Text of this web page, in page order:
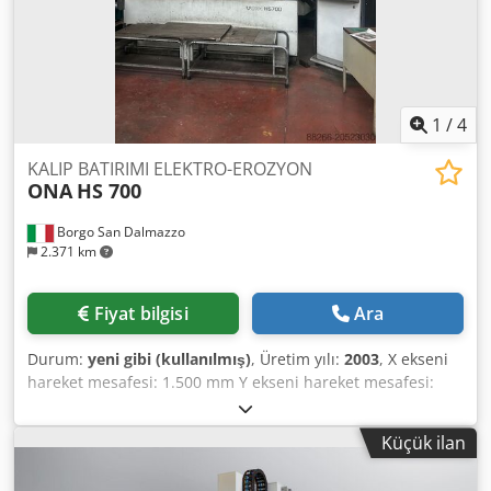
tablası (G x D): 1640 x 1140 mm Yük kapasitesi: 7.500 kg
Dksdoxpvhaspfx Anpor Aksesuarlar: - CO2 yangın
söndürme sistemi - Kartuş filtre sistemi - HSJ teknolojisi
(Yüksek Hızlı Atlama)
1 /4
Borgo San Dalmazzo
2.371 km
KALIP BATIRIMI ELEKTRO-EROZYON
ONA HS 700
Fiyat bilgisi Ara
Durum: yeni gibi (kullanılmış), Üretim yılı: 2003, X ekseni
hareket mesafesi: 1.500 mm Y ekseni hareket mesafesi:
750 mm Z ekseni hareket mesafesi: 500 mm Çalışma
tablası yüksekliği: 820 mm Serbest açıklık: 920 mm
Maksimum iş parçası ağırlığı: 100.000 N Kafa üzerine
maksimum yük: 4.000 N Havuz modeli: sabit Havuz
Küçük ilan